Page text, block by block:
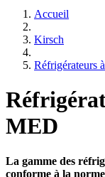
Accueil
Kirsch
Réfrigérateurs
MED
La gamme des
conforme à la